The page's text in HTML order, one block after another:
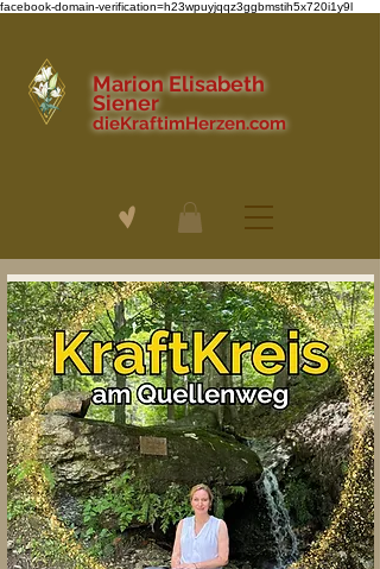
facebook-domain-verification=h23wpuyjqqz3ggbmstih5x720i1y9l
Marion Elisabeth
Siener
dieKraftimHerzen.com